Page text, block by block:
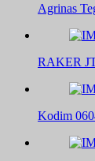
Agrinas
RAKER
Kodim